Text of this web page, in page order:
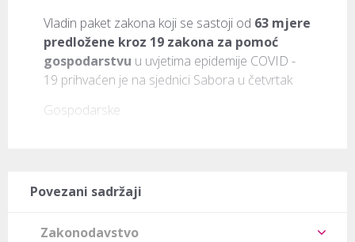
Vladin paket zakona koji se sastoji od 63 mjere
predložene kroz 19 zakona za pomoć
gospodarstvu u uvjetima epidemije COVID -
19 prihvaćen je na sjednici Sabora u četvrtak
Gospodarske
Povezani sadržaji
Zakonodavstvo